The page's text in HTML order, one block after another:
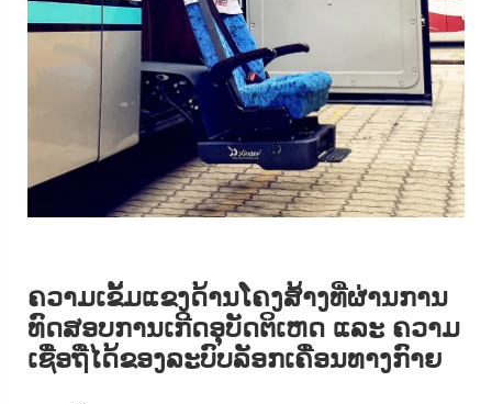
ຄວາມເຂັ້ມແຂງດ້ານໂຄງສ້າງທີ່ຜ່ານການ
ທົດສອບການເກີດອຸບັດຕິເຫດ ແລະ ຄວາມ
ເຊື່ອຖືໄດ້ຂອງລະບົບລັອກເຄື່ອນທາງກົາຍ